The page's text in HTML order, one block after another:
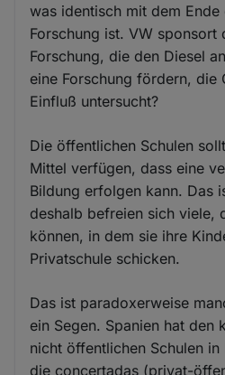
was identisch mit dem
Forschung ist. VW sponsort
Forschung, die den Diesel
eine Forschung fördern, die
Einfluß untersucht?
Die öffentlichen Schulen
Mittel verfügen, dass eine
Bildung erfolgen kann. Das
deshalb befreien sich viele,
können, in dem sie ihre
Privatschule schicken.
Das ist paradoxerweise
ein Segen. Spanien hat den
nicht öffentlichen Schulen
die concertadas (privat-